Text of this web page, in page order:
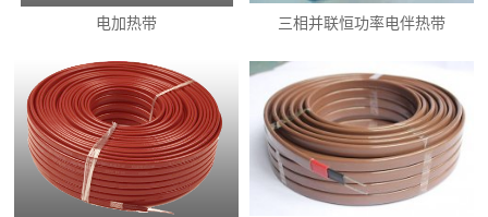
电加热带 三相并联恒功率电伴热带